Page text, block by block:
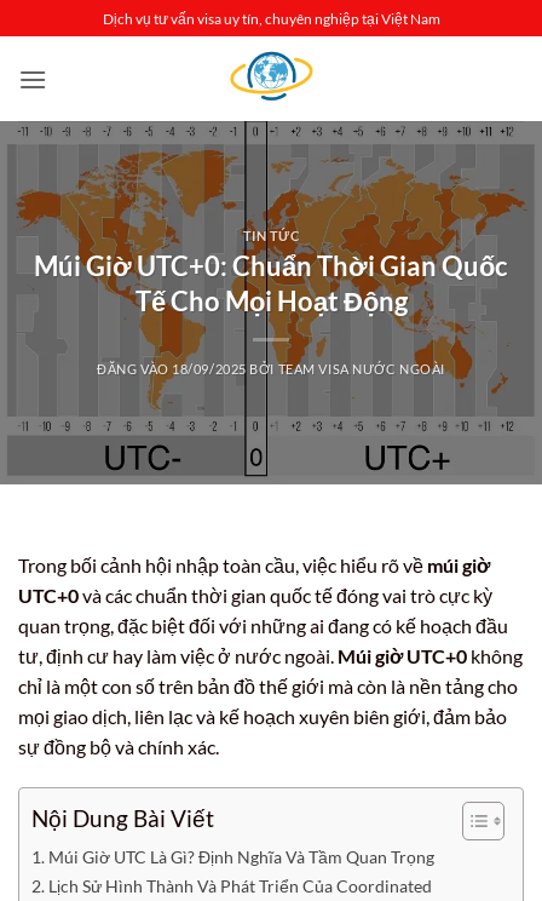
qua
nội
Dịch vụ tư vấn visa uy tín, chuyên nghiệp tại Việt Nam
TIN TỨC
Múi Giờ UTC+0: Chuẩn Thời Gian Quốc
Tế Cho Mọi Hoạt Động
ĐĂNG VÀO18/09/2025 BỞI TEAM VISA NƯỚC NGOÀI
Trong bối cảnh hội nhập toàn cầu, việc hiểu rõ về múi giờ
UTC+0và các chuẩn thời gian quốc tế đóng vai trò cực kỳ
quan trọng, đặc biệt đối với những ai đang có kế hoạch đầu
tư, định cư hay làm việc ở nước ngoài. Múi giờ UTC+0 không
chỉ là một con số trên bản đồ thế giới mà còn là nền tảng cho
mọi giao dịch, liên lạc và kế hoạch xuyên biên giới, đảm bảo
sự đồng bộ và chính xác.
Nội Dung Bài Viết
Múi Giờ UTC Là Gì? Định Nghĩa Và Tầm Quan Trọng
Lịch Sử Hình Thành Và Phát Triển Của Coordinated